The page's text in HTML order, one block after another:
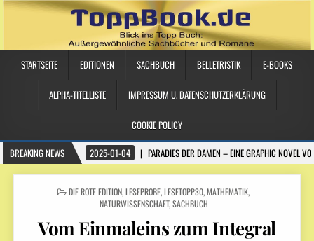
STARTSEITE EDITIONEN SACHBUCH BELLETRISTIK E-BOOKS
ALPHA-TITELLISTE IMPRESSUM U. DATENSCHUTZERKLÄRUNG
COOKIE POLICY
BREAKING NEWS
2025-01-04 PARADIES DER DAMEN – EINE GRAPHIC NOVEL
POSTED IN
DIE ROTE EDITION,LESEPROBE,LESETOPP30,MATHEMATIK,
NATURWISSENSCHAFT,SACHBUCH
Vom Einmaleins zum Integral